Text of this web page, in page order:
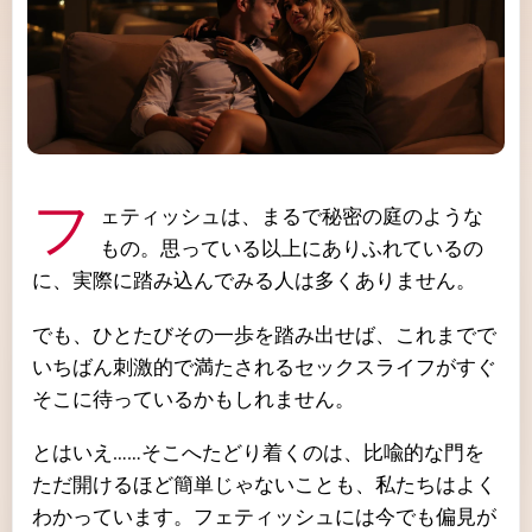
フェティッシュは、まるで秘密の庭のような
もの。思っている以上にありふれているの
に、実際に踏み込んでみる人は多くありません。
でも、ひとたびその一歩を踏み出せば、これまでで
いちばん刺激的で満たされるセックスライフがすぐ
そこに待っているかもしれません。
とはいえ……そこへたどり着くのは、比喩的な門を
ただ開けるほど簡単じゃないことも、私たちはよく
わかっています。フェティッシュには今でも偏見が